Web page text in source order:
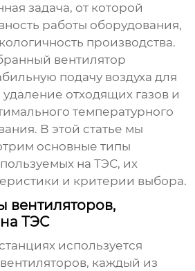
задача, от которой
работы оборудования,
производства.
вентилятор
подачу воздуха для
отходящих газов и
температурного
В этой статье мы
основные типы
на ТЭС, их
и критерии выбора.
вентиляторов,
ТЭС
используется
каждый из